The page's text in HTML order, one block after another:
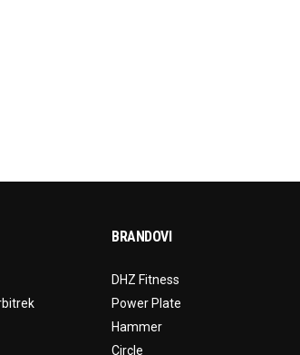
BRANDOVI
DHZ Fitness
Power Plate
Hammer
Circle